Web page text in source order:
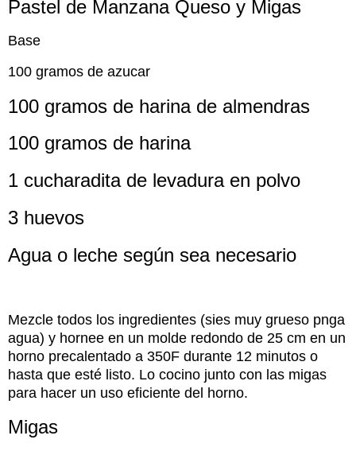
Pastel de Manzana Queso y Migas
Base
100 gramos de azucar
100 gramos de harina de almendras
100 gramos de harina
1 cucharadita de levadura en polvo
3 huevos
Agua o leche según sea necesario
Mezcle todos los ingredientes (sies muy grueso pnga
agua) y hornee en un molde redondo de 25 cm en un
horno precalentado a 350F durante 12 minutos o
hasta que esté listo. Lo cocino junto con las migas
para hacer un uso eficiente del horno.
Migas